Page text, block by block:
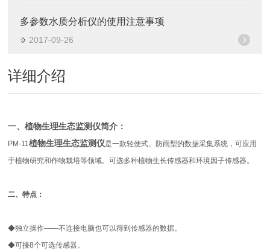
多参数水质分析仪的使用注意事项
2017-09-26
详细介绍
一、植物生理生态监测仪简介：
PM-11植物生理生态监测仪是一款轻便式、防雨型的数据采集系统，可应用
于植物研究和作物栽培等领域。可选多种植物生长传感器和环境因子传感器。
二、特点：
◆独立操作――不连接电脑也可以得到传感器的数据。
◆可接8个可选传感器。